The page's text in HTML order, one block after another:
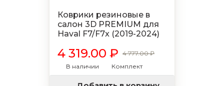
Коврики резиновые в
салон 3D PREMIUM для
Haval F7/F7x (2019-2024)
4 319.00 ₽ 4 777.00 ₽
В наличии
Комплект